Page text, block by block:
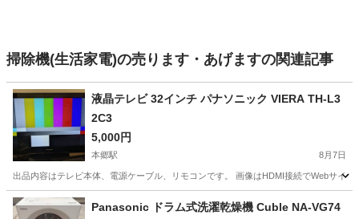
掃除機(生活家電)の売ります・あげますの関連記事
液晶テレビ 32インチ パナソニック VIERA TH-L3
2C3
5,000円
本郷駅 8月7日
出品内容はテレビ本体、電源ケーブル、リモコンです。 画像はHDMI接続でWebサイ
愛知 名古屋市 テレビ
Panasonic ドラム式洗濯乾燥機 Cuble NA-VG74